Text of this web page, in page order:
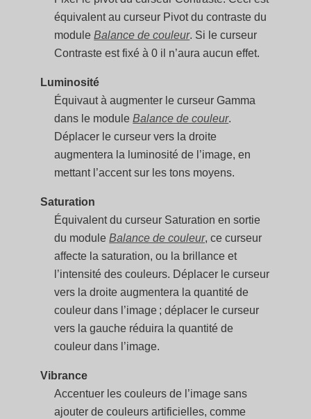
équivalent au curseur Pivot du contraste du
moduleBalance de couleur. Si le curseur
Contraste est fixé à 0 il n’aura aucun effet.
Luminosité
Équivaut à augmenter le curseur Gamma
dans le moduleBalance de couleur.
Déplacer le curseur vers la droite
augmentera la luminosité de l’image, en
mettant l’accent sur les tons moyens.
Saturation
Équivalent du curseur Saturation en sortie
du moduleBalance de couleur, ce curseur
affecte la saturation, ou la brillance et
l’intensité des couleurs. Déplacer le curseur
vers la droite augmentera la quantité de
couleur dans l’image ; déplacer le curseur
vers la gauche réduira la quantité de
couleur dans l’image.
Vibrance
Accentuer les couleurs de l’image sans
ajouter de couleurs artificielles, comme